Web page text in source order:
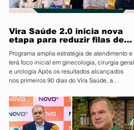
Vira Saúde 2.0 inicia nova
etapa para reduzir filas de
Programa amplia estratégia de atendimento e
terá foco inicial em ginecologia, cirurgia geral
e urologia Após os resultados alcançados
nos primeiros 90 dias do Vira Saúde, a
Secretaria Municipal de Saúde, anunciou
uma nova etapa do programa: o Vira Saúde
2.0. A nova fase terá como principal objetivo
reduzir e eliminar filas de cirurgias eletivas